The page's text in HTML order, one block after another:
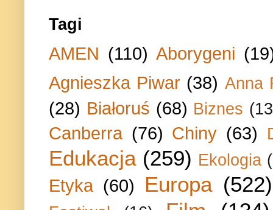
Tagi
AMEN (110) Aborygeni
Agnieszka Piwar (38) Anna
(28) Białoruś (68) Biznes
Canberra (76) Chiny (63)
Edukacja (259) Ekologia
Etyka (60) Europa (522)